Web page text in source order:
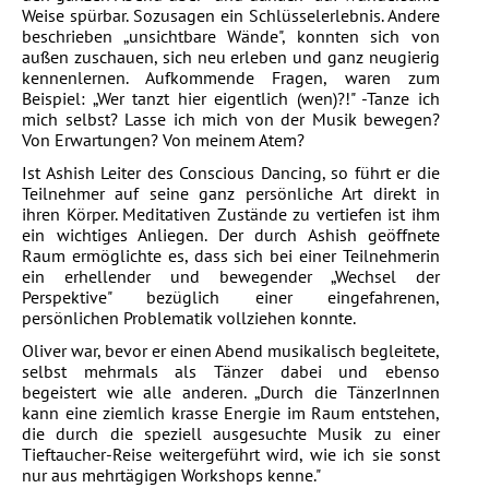
Weise spürbar. Sozusagen ein Schlüsselerlebnis. Andere
beschrieben „unsichtbare Wände", konnten sich von
außen zuschauen, sich neu erleben und ganz neugierig
kennenlernen. Aufkommende Fragen, waren zum
Beispiel: „Wer tanzt hier eigentlich (wen)?!" -Tanze ich
mich selbst? Lasse ich mich von der Musik bewegen?
Von Erwartungen? Von meinem Atem?
Ist Ashish Leiter des Conscious Dancing, so führt er die
Teilnehmer auf seine ganz persönliche Art direkt in
ihren Körper. Meditativen Zustände zu vertiefen ist ihm
ein wichtiges Anliegen. Der durch Ashish geöffnete
Raum ermöglichte es, dass sich bei einer Teilnehmerin
ein erhellender und bewegender „Wechsel der
Perspektive" bezüglich einer eingefahrenen,
persönlichen Problematik vollziehen konnte.
Oliver war, bevor er einen Abend musikalisch begleitete,
selbst mehrmals als Tänzer dabei und ebenso
begeistert wie alle anderen. „Durch die TänzerInnen
kann eine ziemlich krasse Energie im Raum entstehen,
die durch die speziell ausgesuchte Musik zu einer
Tieftaucher-Reise weitergeführt wird, wie ich sie sonst
nur aus mehrtägigen Workshops kenne."